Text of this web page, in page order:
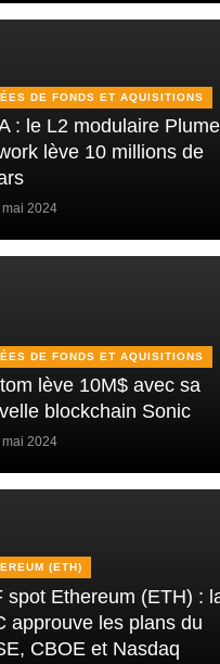
DE FONDS ET AQUISITIONS
: le L2 modulaire Plume
lève 10 millions de
2024
DE FONDS ET AQUISITIONS
lève 10M$ avec sa
blockchain Sonic
2024
(ETH)
spot Ethereum (ETH) :
approuve les plans du
CBOE et Nasdaq